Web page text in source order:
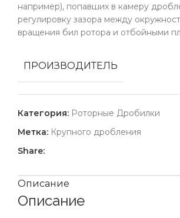
например), попавших в камеру
регулировку зазора между
вращения бил ротора и отбойными
ПРОИЗВОДИТЕЛЬ
Категория: Роторные Дробилки
Метка: Крупного дробления
Share:
Описание
Описание